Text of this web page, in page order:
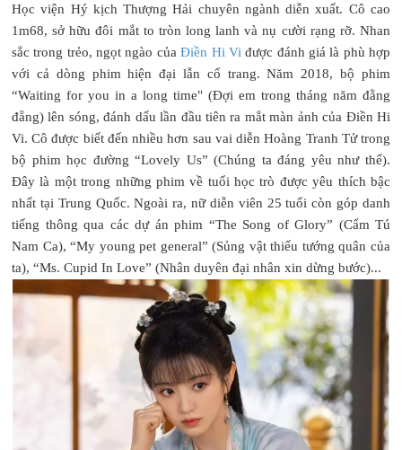
Học viện Hý kịch Thượng Hải chuyên ngành diễn xuất. Cô cao
1m68, sở hữu đôi mắt to tròn long lanh và nụ cười rạng rỡ. Nhan
sắc trong trẻo, ngọt ngào củaĐiền Hi Vi được đánh giá là phù hợp
với cả dòng phim hiện đại lẫn cổ trang. Năm 2018, bộ phim
“Waiting for you in a long time" (Đợi em trong tháng năm đằng
đẵng) lên sóng, đánh dấu lần đầu tiên ra mắt màn ảnh của Điền Hi
Vi. Cô được biết đến nhiều hơn sau vai diễn Hoàng Tranh Tử trong
bộ phim học đường “Lovely Us” (Chúng ta đáng yêu như thế).
Đây là một trong những phim về tuổi học trò được yêu thích bậc
nhất tại Trung Quốc. Ngoài ra, nữ diễn viên 25 tuổi còn góp danh
tiếng thông qua các dự án phim “The Song of Glory” (Cẩm Tú
Nam Ca), “My young pet general” (Sủng vật thiếu tướng quân của
ta), “Ms. Cupid In Love” (Nhân duyên đại nhân xin dừng bước)...